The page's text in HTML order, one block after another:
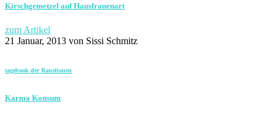
Kirschgemetzel auf Hausfrauenart
zum Artikel
21 Januar, 2013 von Sissi Schmitz
tagebook der Rausfrauen
Karma Konsum